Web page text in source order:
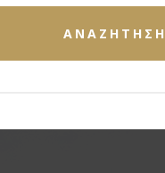
ΑΝΑΖΗΤΗΣΗ